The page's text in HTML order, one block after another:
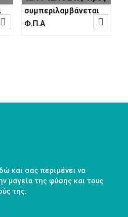

priceτρέχουσα
συμπεριλαμβάνεται
Φ.Π.Α

και σας περιμένει να
μαγεία της φύσης και τους
της.